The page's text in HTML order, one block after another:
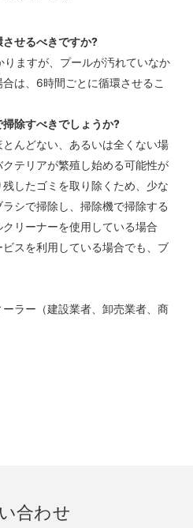
せるべきですか?
ますが、プールが汚れていなか
は、6時間ごとに循環させるこ
除すべきでしょうか?
んどない、あるいは全くない場
テリアが繁殖し始める可能性が
したゴミを取り除くため、少な
シで掃除し、掃除機で掃除する
リーナーを使用している場合
スを利用している場合でも、ブ
ラー（建設業者、卸売業者、商
合わせ